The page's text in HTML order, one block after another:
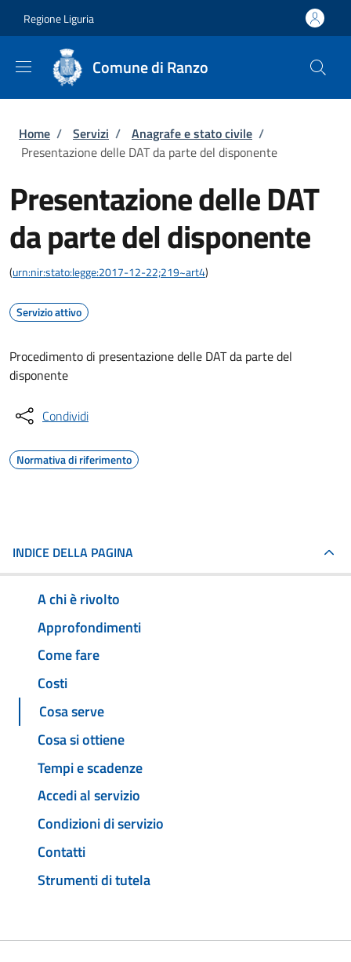
Regione Liguria
Comune di Ranzo
Briciole di pane
Home / Servizi / Anagrafe e stato civile /
Presentazione delle DAT da parte del disponente
Presentazione delle DAT
da parte del disponente
(urn:nir:stato:legge:2017-12-22;219~art4)
Servizio attivo
Procedimento di presentazione delle DAT da parte del
disponente
Condividi
Normativa di riferimento
INDICE DELLA PAGINA
A chi è rivolto
Approfondimenti
Come fare
Costi
Cosa serve
Cosa si ottiene
Tempi e scadenze
Accedi al servizio
Condizioni di servizio
Contatti
Strumenti di tutela